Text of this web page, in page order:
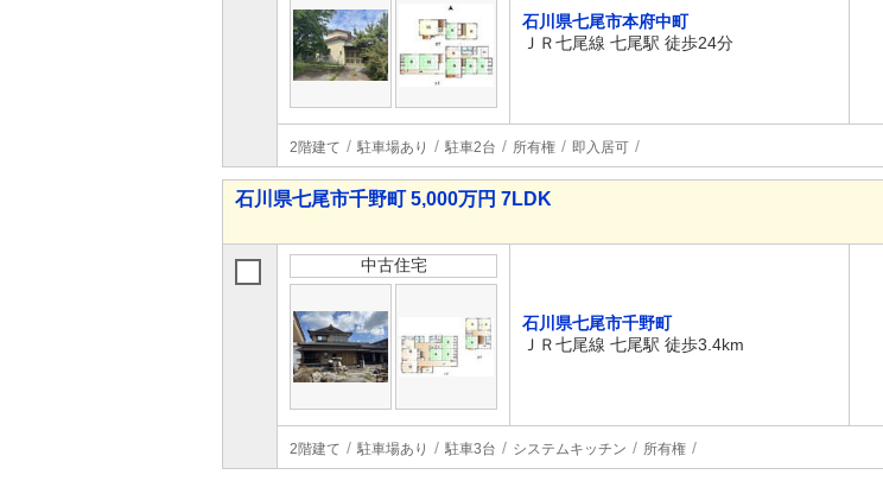
石川県七尾市本府中町
ＪＲ七尾線 七尾駅 徒歩24分
2階建て 駐車場あり 駐車2台 所有権 即入居可
石川県七尾市千野町 5,000万円 7LDK
中古住宅
石川県七尾市千野町
ＪＲ七尾線 七尾駅 徒歩3.4km
2階建て 駐車場あり 駐車3台 システムキッチン 所有権